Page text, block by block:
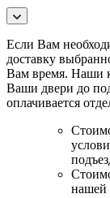
Если Вам
доставку
Вам время. Наши
Ваши двери до
оплачивается
нашей